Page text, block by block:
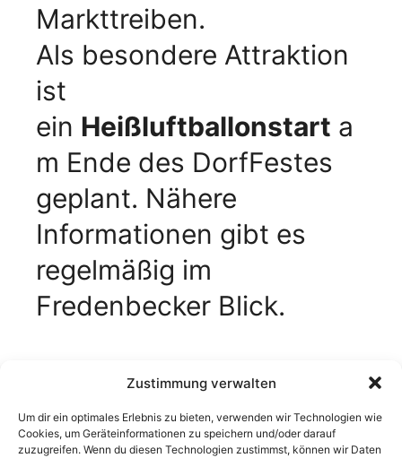
Zustimmung verwalten
Um dir ein optimales Erlebnis zu bieten, verwenden wir Technologien wie
Cookies, um Geräteinformationen zu speichern und/oder darauf
zuzugreifen. Wenn du diesen Technologien zustimmst, können wir Daten
Markttreiben.
Als besondere Attraktion
ist
ein Heißluftballonstart a
m Ende des DorfFestes
geplant. Nähere
Informationen gibt es
regelmäßig im
Fredenbecker Blick.
Alle
Der Heimatverein wird im Mai 40 Jahre alt